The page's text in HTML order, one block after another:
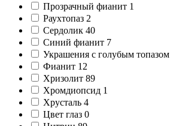
Прозрачный фианит 1
Раухтопаз 2
Сердолик 40
Синий фианит 7
Украшения с голубым топазом
Фианит 12
Хризолит 89
Хромдиопсид 1
Хрусталь 4
Цвет глаз 0